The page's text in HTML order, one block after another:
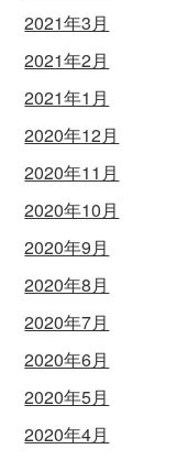
2021年3月
2021年2月
2021年1月
2020年12月
2020年11月
2020年10月
2020年9月
2020年8月
2020年7月
2020年6月
2020年5月
2020年4月